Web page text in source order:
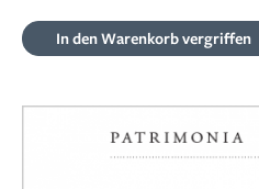
In den Warenkorbvergriffen